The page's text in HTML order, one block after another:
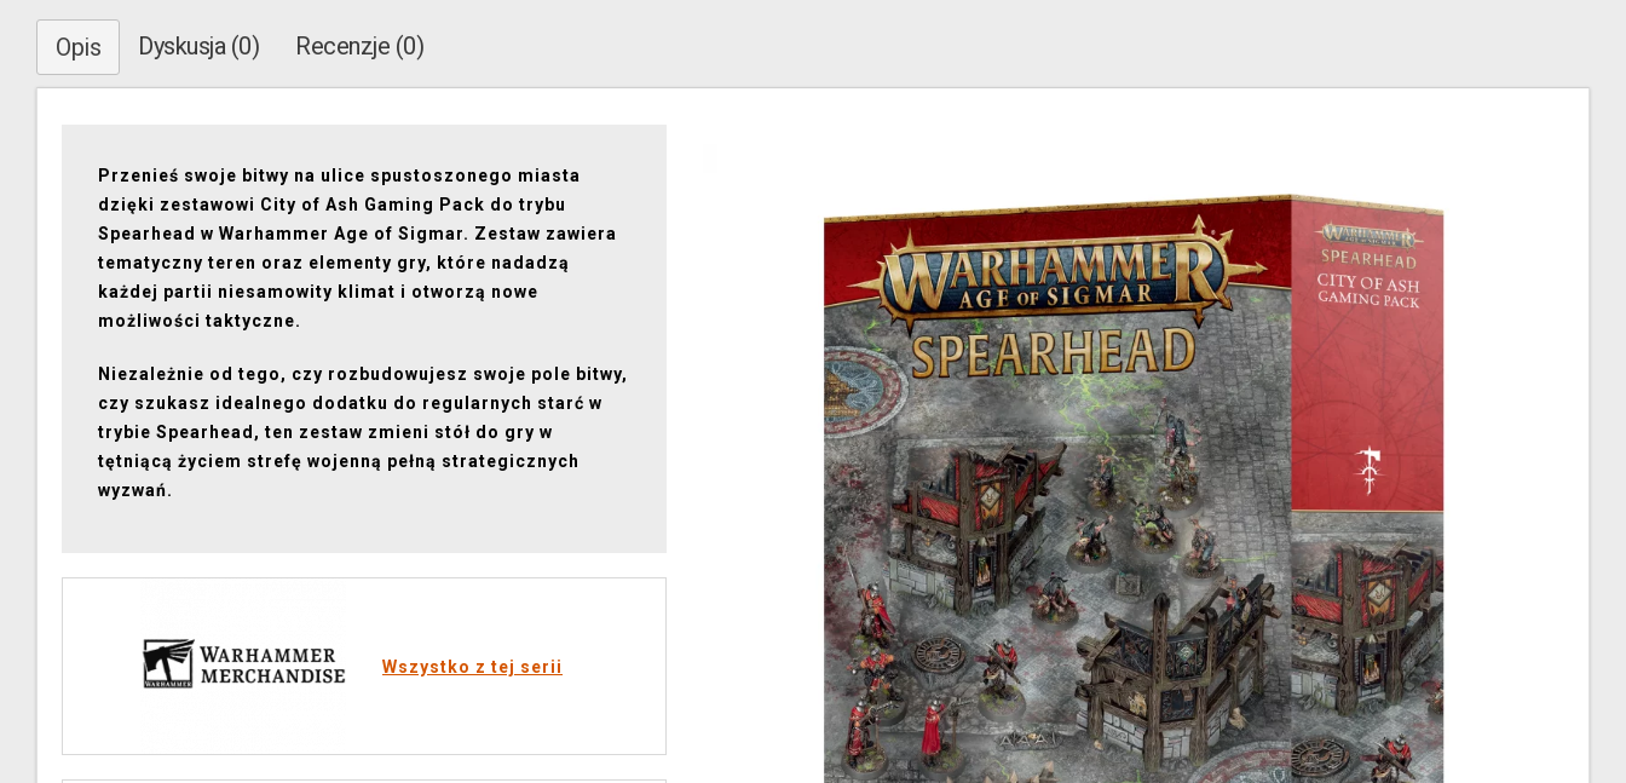
Opis Dyskusja (0) Recenzje (0)
Przenieś swoje bitwy na ulice spustoszonego miasta
dzięki zestawowi City of Ash Gaming Pack do trybu
Spearhead w Warhammer Age of Sigmar. Zestaw zawiera
tematyczny teren oraz elementy gry, które nadadzą
każdej partii niesamowity klimat i otworzą nowe
możliwości taktyczne.
Niezależnie od tego, czy rozbudowujesz swoje pole bitwy,
czy szukasz idealnego dodatku do regularnych starć w
trybie Spearhead, ten zestaw zmieni stół do gry w
tętniącą życiem strefę wojenną pełną strategicznych
wyzwań.
Wszystko z tej serii